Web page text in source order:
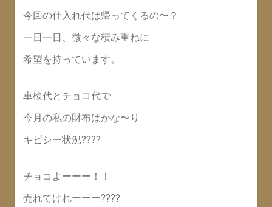
今回の仕入れ代は帰ってくるの〜？
一日一日、微々な積み重ねに
希望を持っています。
車検代とチョコ代で
今月の私の財布はかな〜り
キビシー状況????
チョコよーーー！！
売れてけれーーー????